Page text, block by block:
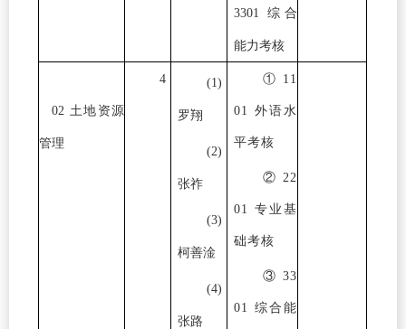
3301 综合
能力考核
02 土地资源
管理
4 (1)
罗翔
(2)
张祚
(3)
柯善淦
(4)
张路
① 11
01 外语水
平考核
② 22
01 专业基
础考核
③ 33
01 综合能